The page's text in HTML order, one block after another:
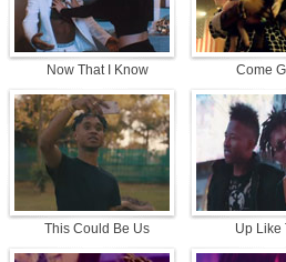
Now That I Know Come
This Could Be Us Up Like